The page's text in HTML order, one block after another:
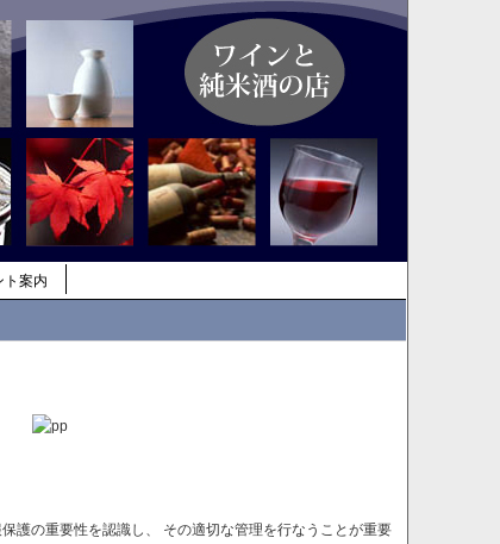
ト案内
護の重要性を認識し、 その適切な管理を行なうことが重要